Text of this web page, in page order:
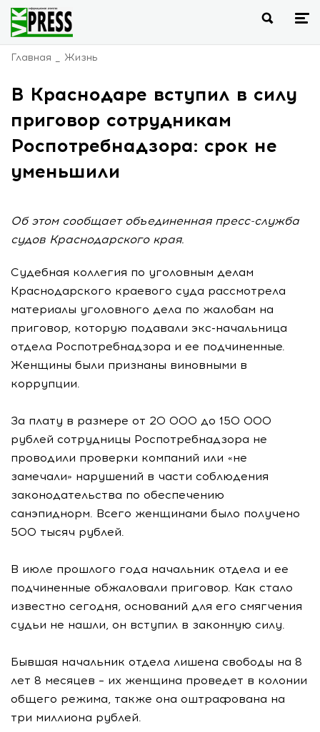
Главная Жизнь
В Краснодаре вступил в силу
приговор сотрудникам
Роспотребнадзора: срок не
уменьшили
Об этом сообщает объединенная пресс-служба
судов Краснодарского края.
Судебная коллегия по уголовным делам
Краснодарского краевого суда рассмотрела
материалы уголовного дела по жалобам на
приговор, которую подавали экс-начальница
отдела Роспотребнадзора и ее подчиненные.
Женщины были признаны виновными в
коррупции.
За плату в размере от 20 000 до 150 000
рублей сотрудницы Роспотребнадзора не
проводили проверки компаний или «не
замечали» нарушений в части соблюдения
законодательства по обеспечению
санэпиднорм. Всего женщинами было получено
500 тысяч рублей.
В июле прошлого года начальник отдела и ее
подчиненные обжаловали приговор. Как стало
известно сегодня, оснований для его смягчения
судьи не нашли, он вступил в законную силу.
Бывшая начальник отдела лишена свободы на 8
лет 8 месяцев – их женщина проведет в колонии
общего режима, также она оштрафована на
три миллиона рублей.